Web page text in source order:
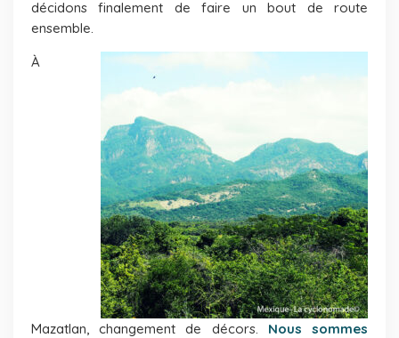
décidons finalement de faire un bout de route
ensemble.
À
Mazatlan, changement de décors. Nous sommes